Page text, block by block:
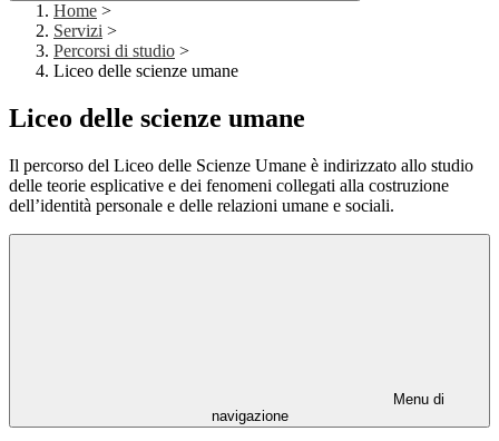
Home >
Servizi >
Percorsi di studio >
Liceo delle scienze umane
Liceo delle scienze umane
Il percorso del Liceo delle Scienze Umane è indirizzato allo studio
delle teorie esplicative e dei fenomeni collegati alla costruzione
dell’identità personale e delle relazioni umane e sociali.
Menu di
navigazione